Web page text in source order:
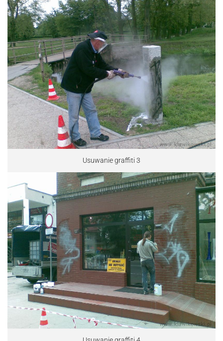
Usuwanie graffiti 3